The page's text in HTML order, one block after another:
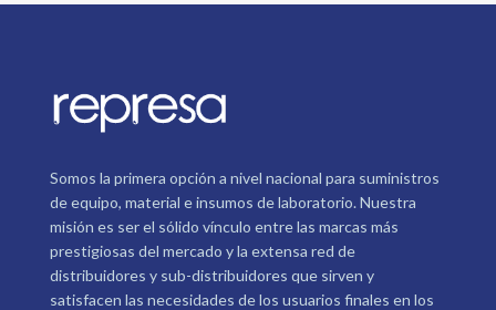
Somos la primera opción a nivel nacional para suministros
de equipo, material e insumos de laboratorio. Nuestra
misión es ser el sólido vínculo entre las marcas más
prestigiosas del mercado y la extensa red de
distribuidores y sub-distribuidores que sirven y
satisfacen las necesidades de los usuarios finales en los